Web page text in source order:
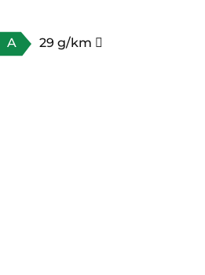
A 29 g/km